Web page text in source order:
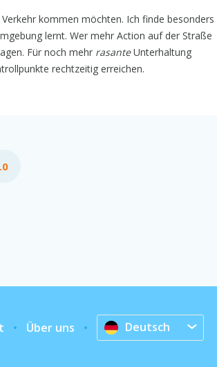
kommen möchten. Ich finde besonders
lernt. Wer mehr Action auf der Straße
Für noch mehr rasanteUnterhaltung
rechtzeitig erreichen.
Über uns Deutsch